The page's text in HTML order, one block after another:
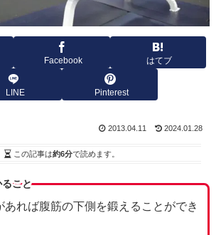
Facebook はてブ
LINE Pinterest
2013.04.11 2024.01.28
この記事は約6分で読めます。
こと
あれば腹筋の下側を鍛えることができ